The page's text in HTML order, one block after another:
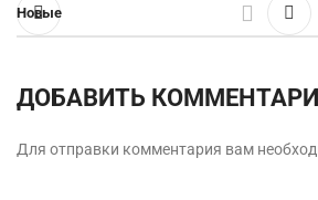
Новые
ДОБАВИТЬ
Для отправки комментария вам